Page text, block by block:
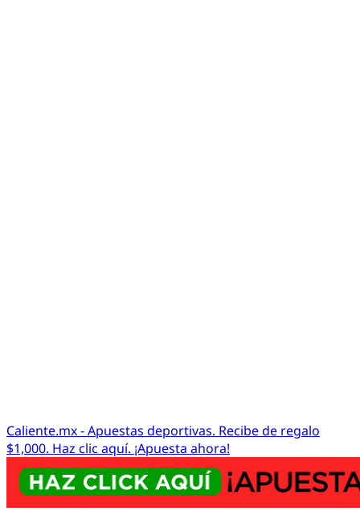
Caliente.mx - Apuestas deportivas. Recibe de regalo
$1,000. Haz clic aquí. ¡Apuesta ahora!